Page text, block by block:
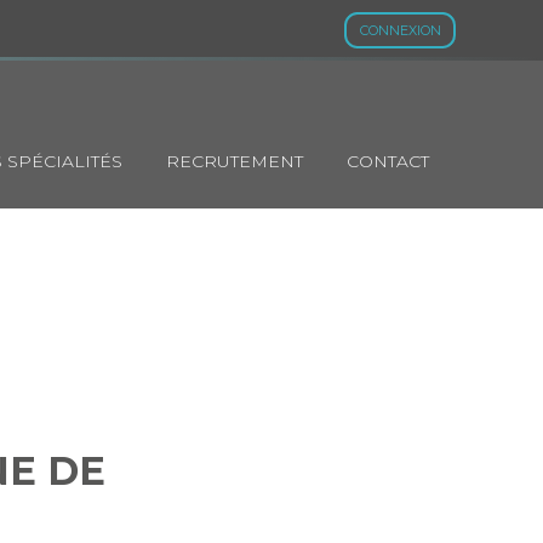
CONNEXION
SPÉCIALITÉS RECRUTEMENT CONTACT
DE